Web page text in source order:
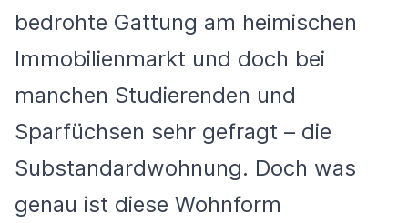
bedrohte Gattung am heimischen
Immobilienmarkt und doch bei
manchen Studierenden und
Sparfüchsen sehr gefragt – die
Substandardwohnung. Doch was
genau ist diese Wohnform